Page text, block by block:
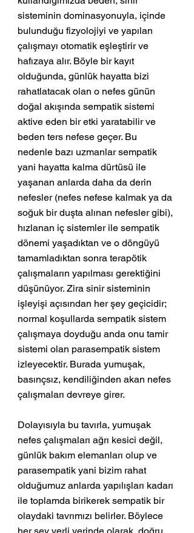
sisteminin dominasyonuyla, içinde
bulunduğu fizyolojiyi ve yapılan
çalışmayı otomatik eşleştirir ve
hafızaya alır. Böyle bir kayıt
olduğunda, günlük hayatta bizi
rahatlatacak olan o nefes günün
doğal akışında sempatik sistemi
aktive eden bir etki yaratabilir ve
beden ters nefese geçer. Bu
nedenle bazı uzmanlar sempatik
yani hayatta kalma dürtüsü ile
yaşanan anlarda daha da derin
nefesler (nefes nefese kalmak ya da
soğuk bir duşta alınan nefesler gibi),
hızlanan iç sistemler ile sempatik
dönemi yaşadıktan ve o döngüyü
tamamladıktan sonra terapötik
çalışmaların yapılması gerektiğini
düşünüyor. Zira sinir sisteminin
işleyişi açısından her şey geçicidir;
normal koşullarda sempatik sistem
çalışmaya doyduğu anda onu tamir
sistemi olan parasempatik sistem
izleyecektir. Burada yumuşak,
basınçsız, kendiliğinden akan nefes
çalışmaları devreye girer.
Dolayısıyla bu tavırla, yumuşak
nefes çalışmaları ağrı kesici değil,
günlük bakım elemanları olup ve
parasempatik yani bizim rahat
olduğumuz anlarda yapılışları kadarı
ile toplamda birikerek sempatik bir
olaydaki tavrımızı belirler. Böylece